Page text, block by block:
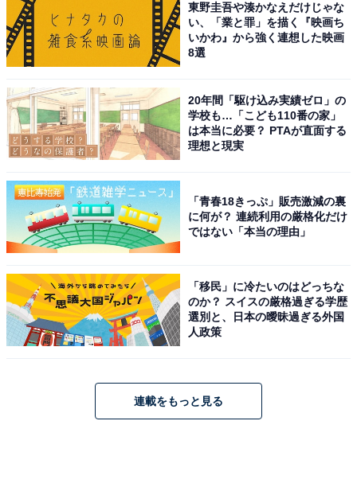
東野圭吾や湊かなえだけじゃな
い、「業と罪」を描く『映画ち
いかわ』から強く連想した映画
8選
20年間「駆け込み実績ゼロ」の
学校も…「こども110番の家」
は本当に必要？ PTAが直面する
理想と現実
「青春18きっぷ」販売激減の裏
に何が？ 連続利用の厳格化だけ
ではない「本当の理由」
「移民」に冷たいのはどっちな
のか？ スイスの厳格過ぎる学歴
選別と、日本の曖昧過ぎる外国
人政策
連載をもっと見る